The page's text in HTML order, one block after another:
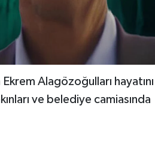
Alagözoğulları hayatını
ve belediye camiasında